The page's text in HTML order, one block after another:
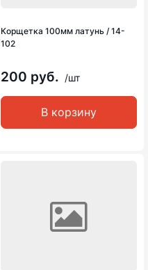
Корщетка 100мм латунь / 14-
102
200 руб. /шт
В корзину